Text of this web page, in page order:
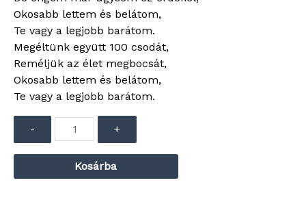
Okosabb lettem és belátom,
Te vagy a legjobb barátom.
Megéltünk együtt 100 csodát,
Reméljük az élet megbocsát,
Okosabb lettem és belátom,
Te vagy a legjobb barátom.
- +
Kosárba